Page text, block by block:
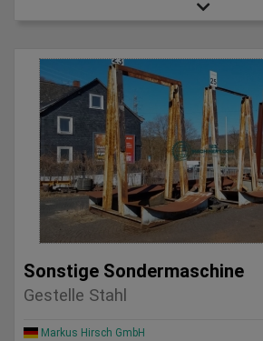
Sonstige Sondermaschine
Gestelle Stahl
Markus Hirsch GmbH